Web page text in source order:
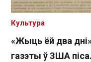
«Жыць ёй два
газэты ў ЗША
Культура